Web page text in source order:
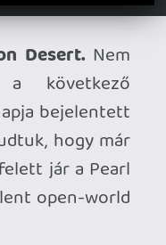
play
is
április